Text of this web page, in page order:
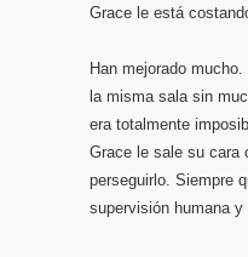
Grace le está
Han mejorado
la misma sala sin
era totalmente
Grace le sale su cara
perseguirlo. Siempre
supervisión humana y